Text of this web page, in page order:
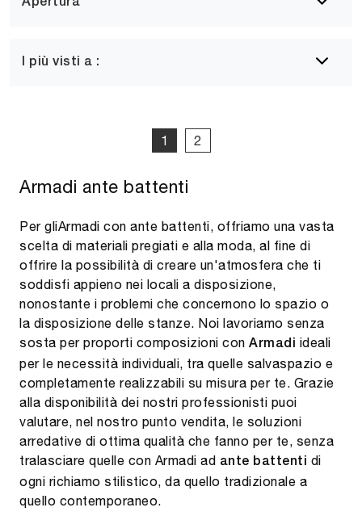
Apertura
I più visti a :
1 2
Armadi ante battenti
Per gliArmadi con ante battenti, offriamo una vasta
scelta di materiali pregiati e alla moda, al fine di
offrire la possibilità di creare un'atmosfera che ti
soddisfi appieno nei locali a disposizione,
nonostante i problemi che concernono lo spazio o
la disposizione delle stanze. Noi lavoriamo senza
sosta per proporti composizioni con Armadi
ideali
per le necessità individuali, tra quelle salvaspazio e
completamente realizzabili su misura per te. Grazie
alla disponibilità dei nostri professionisti puoi
valutare, nel nostro punto vendita, le soluzioni
arredative di ottima qualità che fanno per te, senza
tralasciare quelle con Armadi ad ante battenti
di
ogni richiamo stilistico, da quello tradizionale a
quello contemporaneo.